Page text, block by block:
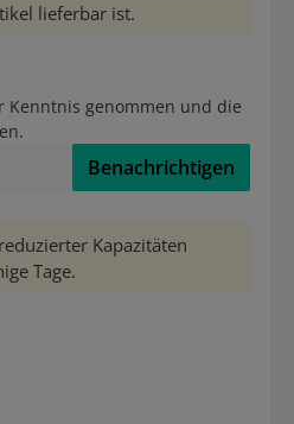
lieferbar ist.
Kenntnis genommen und die
Benachrichtigen
Kapazitäten
Tage.